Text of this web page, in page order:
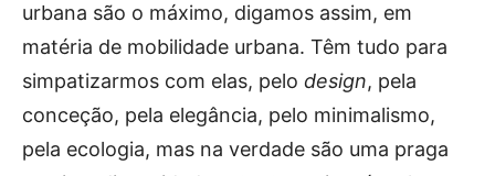
urbana são o máximo, digamos assim, em
matéria de mobilidade urbana. Têm tudo para
simpatizarmos com elas, pelo design, pela
conceção, pela elegância, pelo minimalismo,
pela ecologia, mas na verdade são uma praga